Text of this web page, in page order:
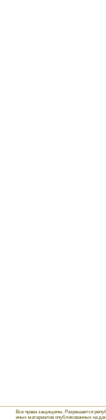
Все права защищены. Разрешается
иных материалов опубликованных на